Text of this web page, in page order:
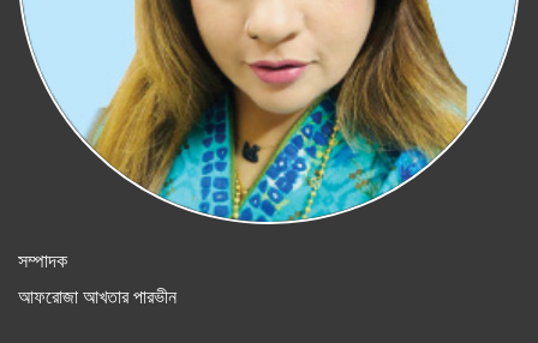
সম্পাদক
আফরোজা আখতার পারভীন